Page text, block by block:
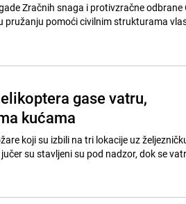
Zračnih snaga i protivzračne odbrane
pružanju pomoći civilnim strukturama
gase vatru,
kućama
koji su izbili na tri lokacije uz
su stavljeni su pod nadzor, dok se